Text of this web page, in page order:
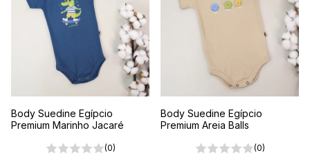
Body Suedine Egípcio
Premium Marinho Jacaré
(0)
Body Suedine Egípcio
Premium Areia Balls
(0)